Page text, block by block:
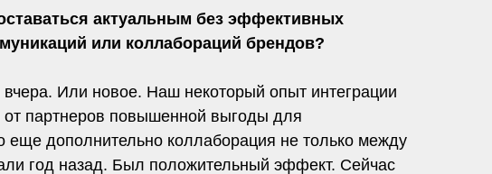
актуальным без эффективных
или коллабораций брендов?
Или новое. Наш некоторый опыт интеграции
партнеров повышенной выгоды для
дополнительно коллаборация не только между
год назад. Был положительный эффект. Сейчас